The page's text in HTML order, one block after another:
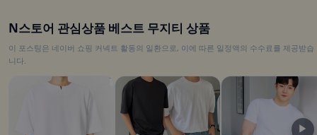
N스토어 관심상품 베스트 무지티 상품
이 포스팅은 네이버 쇼핑 커넥트 활동의 일환으로, 이에 따른 일정액의 수수료를 제공받습
니다.
▶